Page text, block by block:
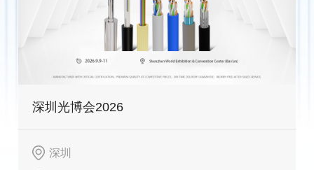
深圳光博会2026
深圳